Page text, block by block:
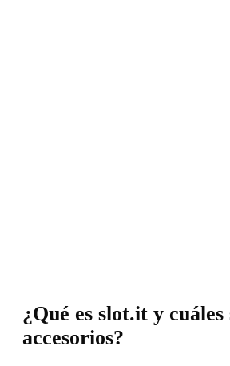
¿Qué es slot.it y cuáles
accesorios?